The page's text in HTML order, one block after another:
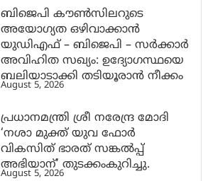
ബിജെപി കൗൺസിലറുടെ
അയോഗ്യത ഒഴിവാക്കാൻ
യുഡിഎഫ് – ബിജെപി – സർക്കാർ
അവിഹിത സഖ്യം: ഉദ്യോഗസ്ഥയെ
ബലിയാടാക്കി തടിയൂരാൻ നീക്കം
August 5, 2026
പ്രധാനമന്ത്രി ശ്രീ നരേന്ദ്ര മോദി
‘നശാ മുക്ത് യുവ ഫോർ
വികസിത് ഭാരത് സങ്കൽപ്പ്
അഭിയാന്’ തുടക്കംകുറിച്ചു.
August 5, 2026